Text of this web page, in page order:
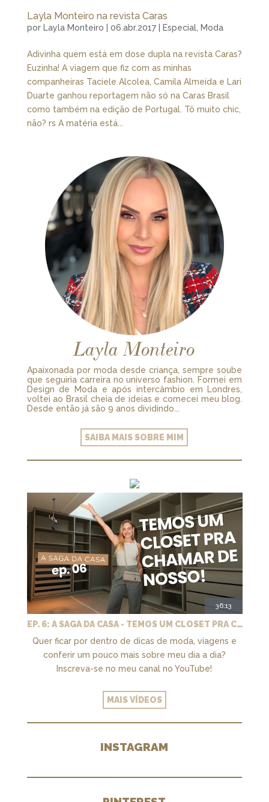
Layla Monteiro na revista Caras
por Layla Monteiro 06.abr.2017| Especial, Moda
Adivinha quem está em dose dupla na revista Caras?
Euzinha! A viagem que fiz com as minhas
companheiras Taciele Alcolea, Camila Almeida e Lari
Duarte ganhou reportagem não só na Caras Brasil
como também na edição de Portugal. Tô muito chic,
não? rs A matéria está...
Layla Monteiro
Apaixonada por moda desde criança, sempre soube
que seguiria carreira no universo fashion. Formei em
Design de Moda e após intercâmbio em Londres,
voltei ao Brasil cheia de ideias e comecei meu blog.
Desde então já são 9 anos dividindo...
SAIBA MAIS SOBRE MIM
36:13
EP. 6: A SAGA DA CASA - TEMOS UM CLOSET PRA CHAMAR DE NOSSO + MARCENARIA E PAISAGISMO
Quer ficar por dentro de dicas de moda, viagens e
conferir um pouco mais sobre meu dia a dia?
Inscreva-se no meu canal no YouTube!
MAIS VÍDEOS
INSTAGRAM